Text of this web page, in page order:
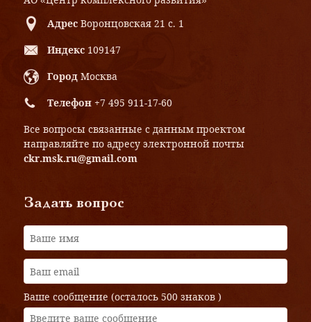
Адрес Воронцовская 21 с. 1
Индекс 109147
Город Москва
Телефон +7 495 911-17-60
Все вопросы связанные с данным проектом
направляйте по адресу электронной почты
ckr.msk.ru@gmail.com
Задать вопрос
Ваше сообщение (осталось 500 знаков )